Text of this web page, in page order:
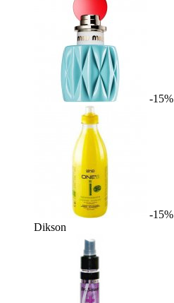
-15%
-15%
Dikson